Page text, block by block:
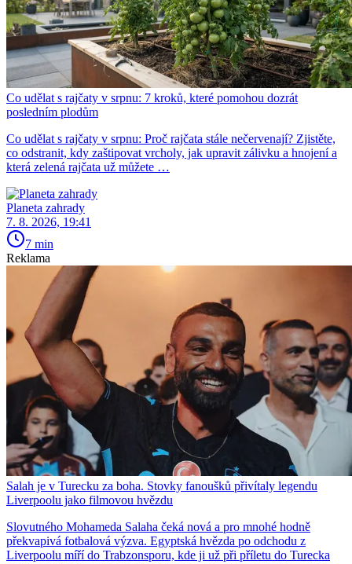
Co udělat s rajčaty v srpnu: 7 kroků, které pomohou dozrát
posledním plodům
Co udělat s rajčaty v srpnu: Proč rajčata stále nečervenají? Zjistěte,
co odstranit, kdy zaštipovat vrcholy, jak upravit zálivku a hnojení a
která zelená rajčata už můžete …
Planeta zahrady
7. 8. 2026, 19:41
7 min
Reklama
Salah je v Turecku za boha. Stovky fanoušků přivítaly legendu
Liverpoolu jako filmovou hvězdu
Slovutného Mohameda Salaha čeká nová a pro mnohé hodně
překvapivá fotbalová výzva. Egyptská hvězda po odchodu z
Liverpoolu míří do Trabzonsporu, kde ji už při příletu do Turecka